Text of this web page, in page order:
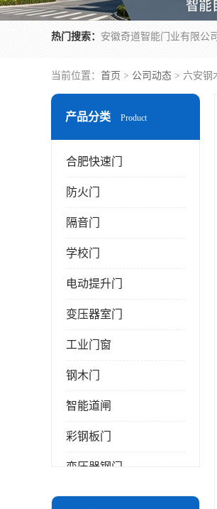
热门搜索：
当前位置： 首页 > 公司动态 > 六安钢
产品分类 Product
合肥快速门
防火门
隔音门
学校门
电动提升门
变压器室门
工业门窗
钢木门
智能道闸
彩钢板门
变压器钢门
非标门